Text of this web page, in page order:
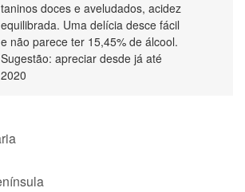
taninos doces e aveludados, acidez
equilibrada. Uma delícia desce fácil
e não parece ter 15,45% de álcool.
Sugestão: apreciar desde já até
2020